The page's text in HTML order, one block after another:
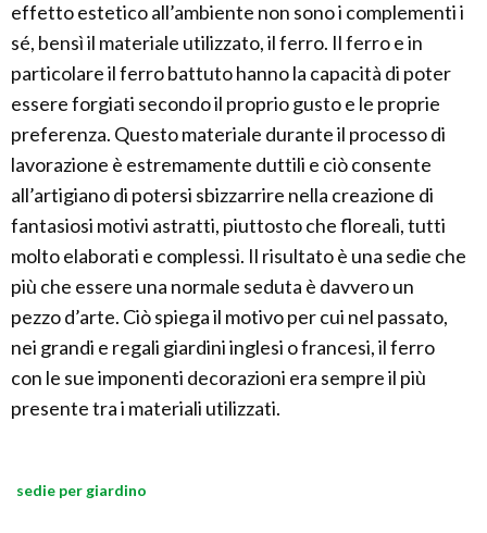
effetto estetico all’ambiente non sono i complementi i
sé, bensì il materiale utilizzato, il ferro. Il ferro e in
particolare il ferro battuto hanno la capacità di poter
essere forgiati secondo il proprio gusto e le proprie
preferenza. Questo materiale durante il processo di
lavorazione è estremamente duttili e ciò consente
all’artigiano di potersi sbizzarrire nella creazione di
fantasiosi motivi astratti, piuttosto che floreali, tutti
molto elaborati e complessi. Il risultato è una sedie che
più che essere una normale seduta è davvero un
pezzo d’arte. Ciò spiega il motivo per cui nel passato,
nei grandi e regali giardini inglesi o francesi, il ferro
con le sue imponenti decorazioni era sempre il più
presente tra i materiali utilizzati.
sedie per giardino